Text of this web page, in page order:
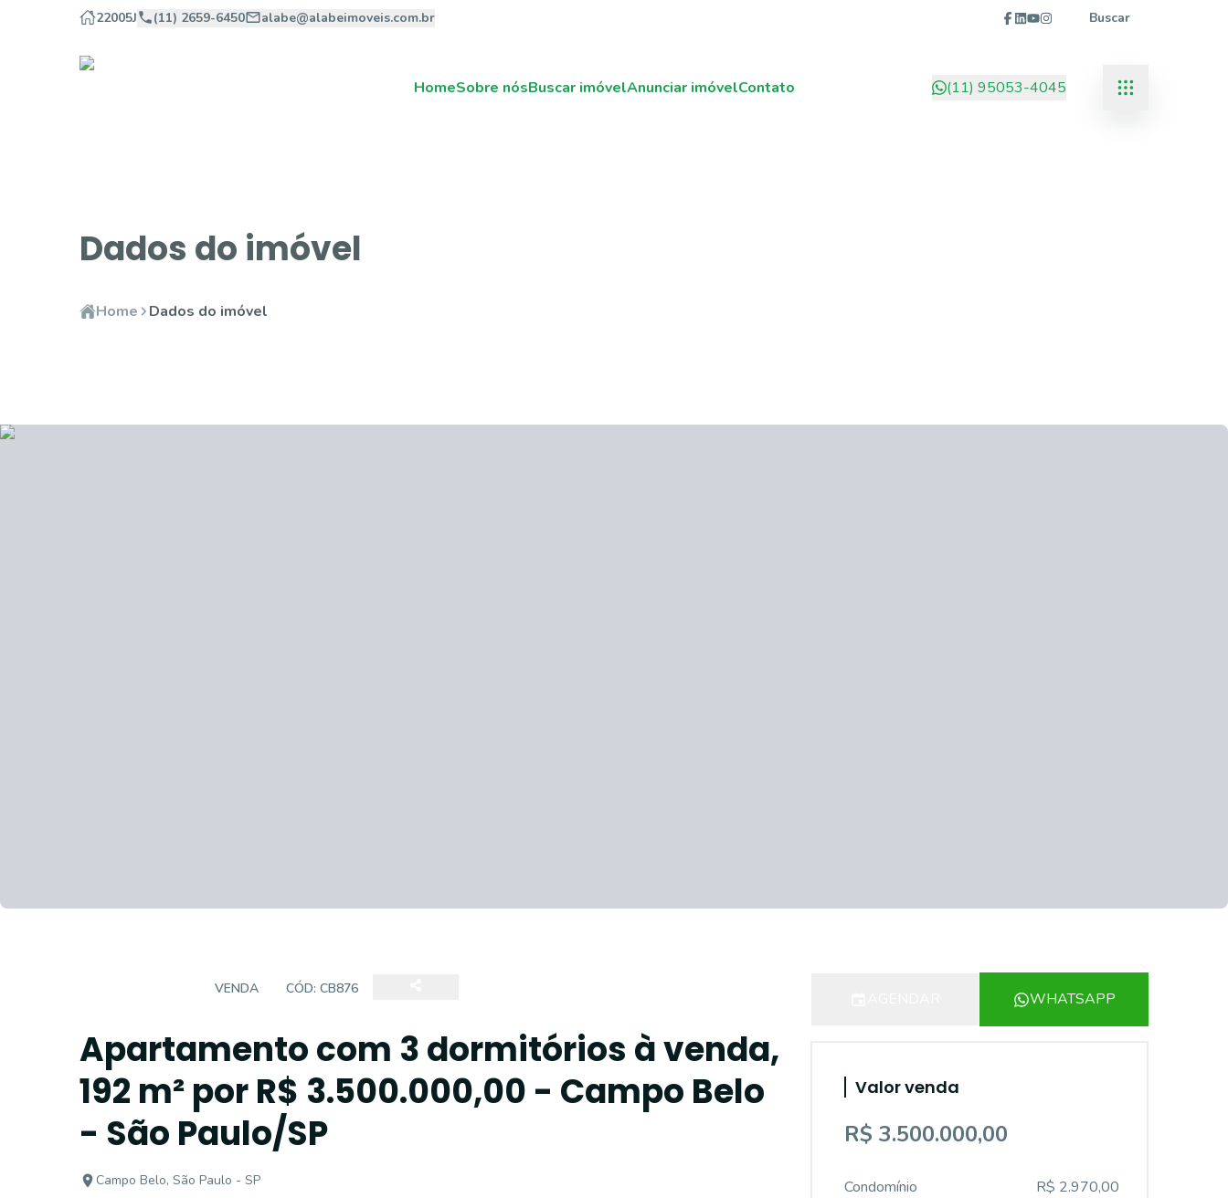
22005J (11) 2659-6450 alabe@alabeimoveis.com.br Buscar
HomeSobre nósBuscar imóvelAnunciar imóvelContato (11) 95053-4045
Dados do imóvel
Home Dados do imóvel
VENDA CÓD: CB876
Apartamento com 3 dormitórios à venda,
192 m² por R$ 3.500.000,00 - Campo Belo
- São Paulo/SP
Campo Belo, São Paulo - SP
WHATSAPP
Valor venda
R$ 3.500.000,00
Condomínio R$ 2.970,00